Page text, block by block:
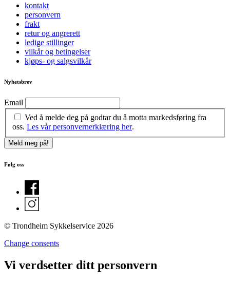
kontakt
personvern
frakt
retur og angrerett
ledige stillinger
vilkår og betingelser
kjøps- og salgsvilkår
Nyhetsbrev
Email
Ved å melde deg på godtar du å motta markedsføring fra
oss. Les vår personvernerklæring her.
Følg oss
© Trondheim Sykkelservice 2026
Change consents
Vi verdsetter ditt personvern